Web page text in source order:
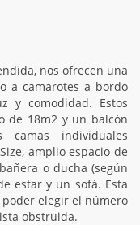
nos ofrecen una
a camarotes a bordo
y comodidad. Estos
de 18m2 y un balcón
individuales
amplio espacio de
o ducha (según
estar y un sofá. Esta
elegir el número
obstruida.